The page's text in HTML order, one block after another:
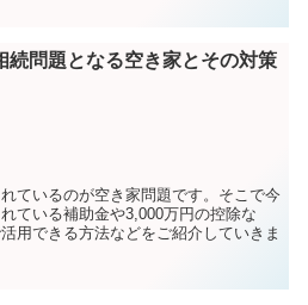
続問題となる空き家とその対策
ているのが空き家問題です。そこで今
ている補助金や3,000万円の控除な
用できる方法などをご紹介していきま